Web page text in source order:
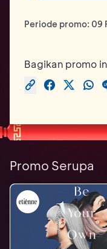
Periode promo: 09
Bagikan promo
Promo Serupa